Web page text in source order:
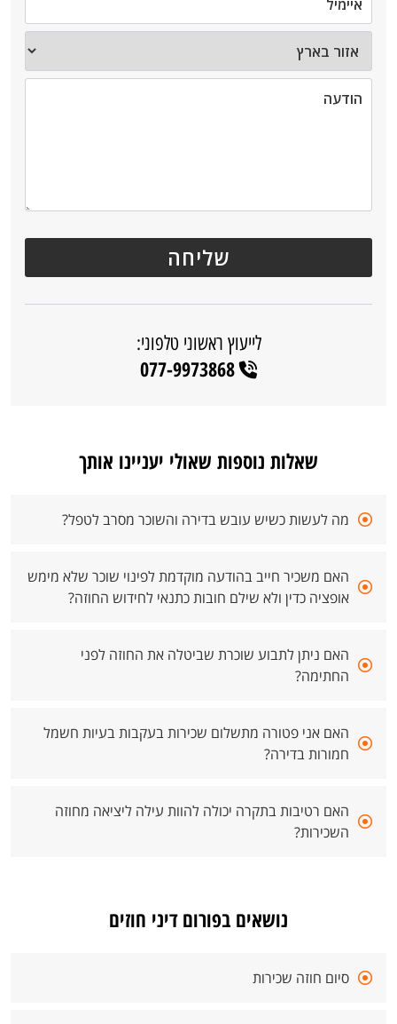
לייעוץ ראשוני טלפוני:
077-9973868
שאלות נוספות שאולי יעניינו אותך
מה לעשות כשיש עובש בדירה והשוכר מסרב לטפל?
האם משכיר חייב בהודעה מוקדמת לפינוי שוכר שלא מימש
אופציה כדין ולא שילם חובות כתנאי לחידוש החוזה?
האם ניתן לתבוע שוכרת שביטלה את החוזה לפני
החתימה?
האם אני פטורה מתשלום שכירות בעקבות בעיות חשמל
חמורות בדירה?
האם רטיבות בתקרה יכולה להוות עילה ליציאה מחוזה
השכירות?
נושאים בפורום דיני חוזים
סיום חוזה שכירות